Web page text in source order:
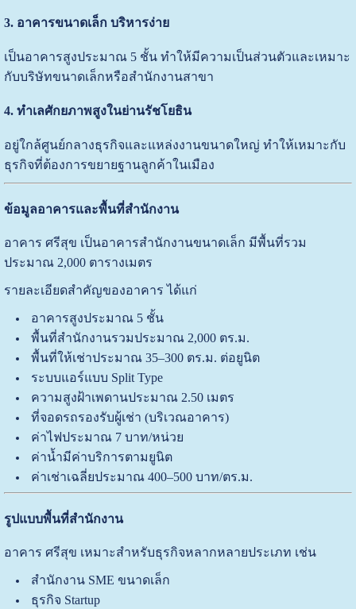
3. อาคารขนาดเล็ก บริหารง่าย
เป็นอาคารสูงประมาณ 5 ชั้น ทำให้มีความเป็นส่วนตัวและเหมาะ
กับบริษัทขนาดเล็กหรือสำนักงานสาขา
4. ทำเลศักยภาพสูงในย่านรัชโยธิน
อยู่ใกล้ศูนย์กลางธุรกิจและแหล่งงานขนาดใหญ่ ทำให้เหมาะกับ
ธุรกิจที่ต้องการขยายฐานลูกค้าในเมือง
ข้อมูลอาคารและพื้นที่สำนักงาน
อาคาร ศรีสุข เป็นอาคารสำนักงานขนาดเล็ก มีพื้นที่รวม
ประมาณ 2,000 ตารางเมตร
รายละเอียดสำคัญของอาคาร ได้แก่
อาคารสูงประมาณ 5 ชั้น
พื้นที่สำนักงานรวมประมาณ 2,000 ตร.ม.
พื้นที่ให้เช่าประมาณ 35–300 ตร.ม. ต่อยูนิต
ระบบแอร์แบบ Split Type
ความสูงฝ้าเพดานประมาณ 2.50 เมตร
ที่จอดรถรองรับผู้เช่า (บริเวณอาคาร)
ค่าไฟประมาณ 7 บาท/หน่วย
ค่าน้ำมีค่าบริการตามยูนิต
ค่าเช่าเฉลี่ยประมาณ 400–500 บาท/ตร.ม.
รูปแบบพื้นที่สำนักงาน
อาคาร ศรีสุข เหมาะสำหรับธุรกิจหลากหลายประเภท เช่น
สำนักงาน SME ขนาดเล็ก
ธุรกิจ Startup